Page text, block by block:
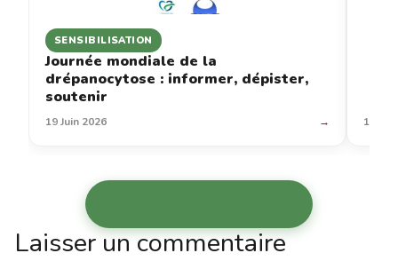
SENSIBILISATION
Journée mondiale de la
drépanocytose : informer, dépister,
soutenir
19 Juin 2026 → 12
Laisser un commentaire